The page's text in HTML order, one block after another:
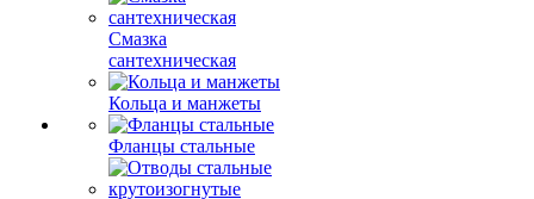
Смазка
сантехническая
Кольца и манжеты
Фланцы стальные